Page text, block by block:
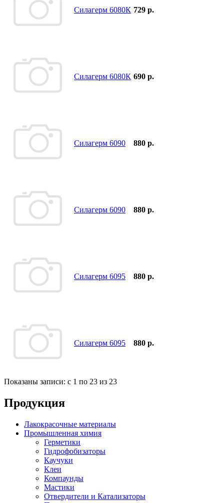
Силагерм 6080К 729 р.
Силагерм 6080К 690 р.
Силагерм 6090 880 р.
Силагерм 6090 880 р.
Силагерм 6095 880 р.
Силагерм 6095 880 р.
Показаны записи: с 1 по 23 из 23
Продукция
Лакокрасочные материалы
Промышленная химия
Герметики
Гидрофобизаторы
Каучуки
Клеи
Компаунды
Мастики
Отвердители и Катализаторы